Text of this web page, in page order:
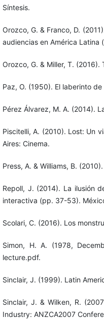
Síntesis.
Orozco, G. & Franco, D.
audiencias en América Latina
Orozco, G. & Miller, T.
Paz, O. (1950). El laberinto
Pérez Álvarez, M. A. (2014).
Piscitelli, A. (2010). Lost: Un
Aires: Cinema.
Press, A. & Williams, B.
Repoll, J. (2014). La ilusión
interactiva (pp. 37-53).
Scolari, C. (2016). Los
Simon, H. A. (1978,
lecture.pdf.
Sinclair, J. (1999). Latin
Sinclair, J. & Wilken, R.
Industry: ANZCA2007